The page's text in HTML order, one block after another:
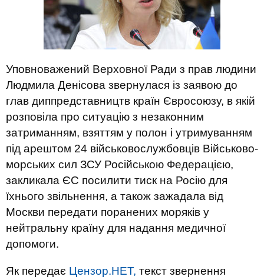
Уповноважений Верховної Ради з прав людини
Людмила Денісова звернулася із заявою до
глав диппредставництв країн Євросоюзу, в якій
розповіла про ситуацію з незаконним
затриманням, взяттям у полон і утримуванням
під арештом 24 військовослужбовців Військово-
морських сил ЗСУ Російською Федерацією,
закликала ЄС посилити тиск на Росію для
їхнього звільнення, а також зажадала від
Москви передати поранених моряків у
нейтральну країну для надання медичної
допомоги.
Як передає Цензор.НЕТ, текст звернення